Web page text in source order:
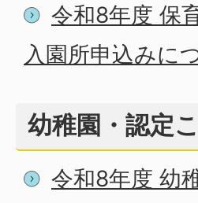
令和8年度 保
入園所申込みに
幼稚園・認定
令和8年度 幼